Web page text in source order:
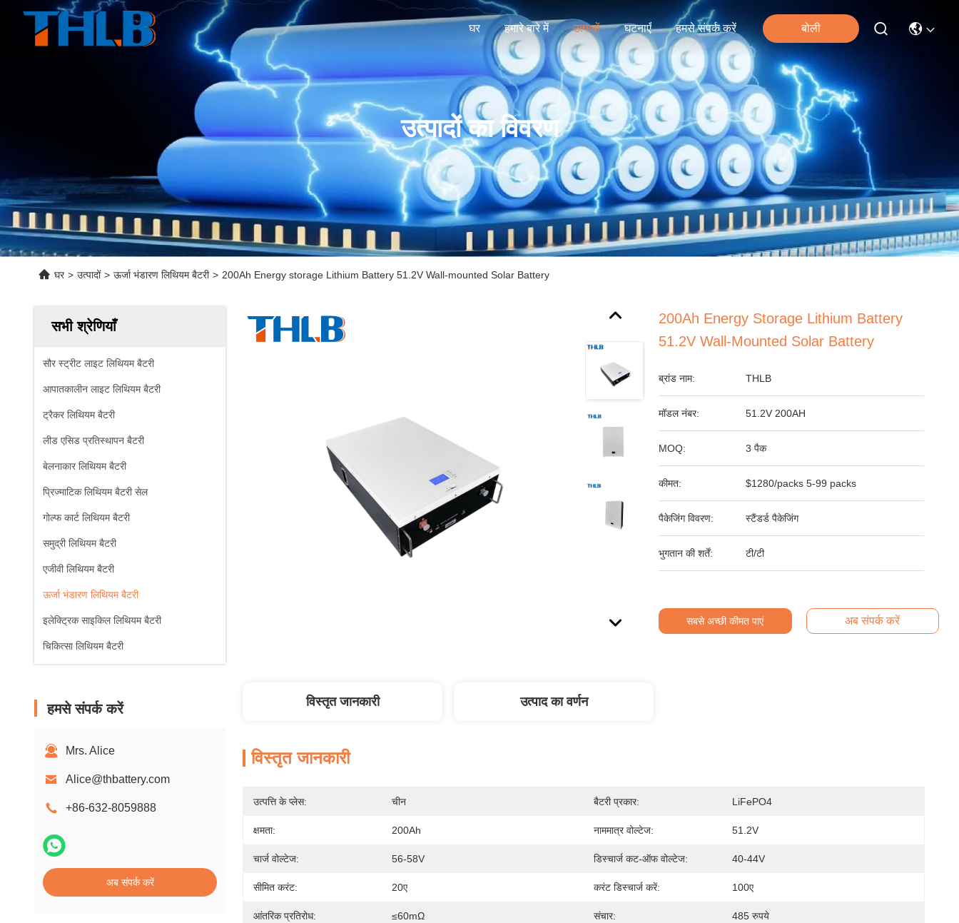
घर हमारे बारे में उत्पादों घटनाएँ हमसे संपर्क करें बोली
उत्पादों का विवरण
घर > उत्पादों > ऊर्जा भंडारण लिथियम बैटरी > 200Ah Energy storage Lithium Battery 51.2V Wall-mounted Solar Battery
सभी श्रेणियाँ
सौर स्ट्रीट लाइट लिथियम बैटरी
आपातकालीन लाइट लिथियम बैटरी
ट्रैकर लिथियम बैटरी
लीड एसिड प्रतिस्थापन बैटरी
बेलनाकार लिथियम बैटरी
प्रिज्माटिक लिथियम बैटरी सेल
गोल्फ कार्ट लिथियम बैटरी
समुद्री लिथियम बैटरी
एजीवी लिथियम बैटरी
ऊर्जा भंडारण लिथियम बैटरी
इलेक्ट्रिक साइकिल लिथियम बैटरी
चिकित्सा लिथियम बैटरी
हमसे संपर्क करें
Mrs. Alice
Alice@thbattery.com
+86-632-8059888
अब संपर्क करें
200Ah Energy Storage Lithium Battery
51.2V Wall-Mounted Solar Battery
ब्रांड नाम: THLB
मॉडल नंबर: 51.2V 200AH
MOQ: 3 पैक
कीमत: $1280/packs 5-99 packs
पैकेजिंग विवरण: स्टैंडर्ड पैकेजिंग
भुगतान की शर्तें: टी/टी
सबसे अच्छी कीमत पाएं अब संपर्क करें
विस्तृत जानकारी उत्पाद का वर्णन
विस्तृत जानकारी
उत्पत्ति के प्लेस: चीन बैटरी प्रकार: LiFePO4
क्षमता: 200Ah नाममात्र वोल्टेज: 51.2V
चार्ज वोल्टेज: 56-58V डिस्चार्ज कट-ऑफ वोल्टेज: 40-44V
सीमित करंट: 20ए करंट डिस्चार्ज करें: 100ए
आंतरिक प्रतिरोध: ≤60mΩ संचार: 485 रुपये